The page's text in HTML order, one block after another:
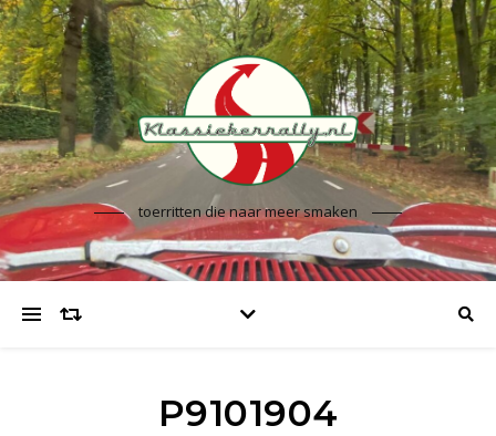
toerritten die naar meer smaken
P9101904